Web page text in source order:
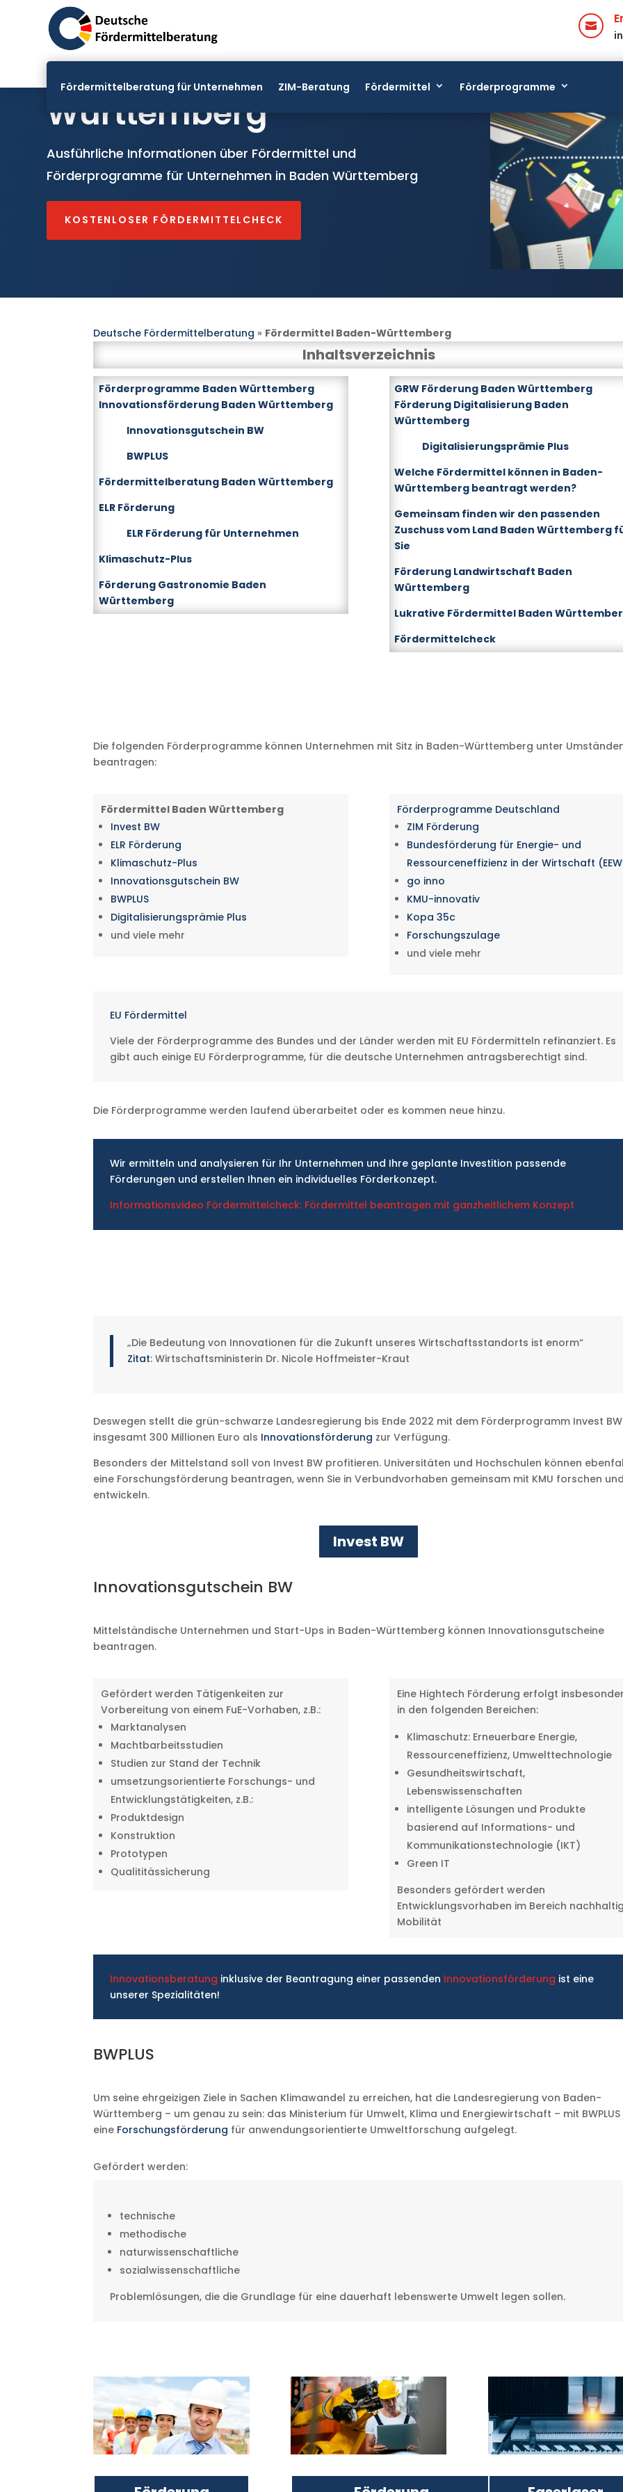

Fördermittelberatung für Unternehmen ZIM-Beratung Fördermittel Förderprogramme
Fördermittel Baden
Württemberg
Ausführliche Informationen über Fördermittel und
Förderprogramme für Unternehmen in Baden Württemberg
KOSTENLOSER FÖRDERMITTELCHECK
Deutsche Fördermittelberatung » Fördermittel Baden-Württemberg
Inhaltsverzeichnis
Förderprogramme Baden Württemberg
Innovationsförderung Baden Württemberg
Innovationsgutschein BW
BWPLUS
Fördermittelberatung Baden Württemberg
ELR Förderung
ELR Förderung für Unternehmen
Klimaschutz-Plus
Förderung Gastronomie Baden
Württemberg
GRW Förderung Baden Württemberg
Förderung Digitalisierung Baden
Württemberg
Digitalisierungsprämie Plus
Welche Fördermittel können in Baden-
Württemberg beantragt werden?
Gemeinsam finden wir den passenden
Zuschuss vom Land Baden Württemberg
Sie
Förderung Landwirtschaft Baden
Württemberg
Lukrative Fördermittel Baden
Fördermittelcheck
Die folgenden Förderprogramme können Unternehmen mit Sitz in Baden-Württemberg unter
beantragen:
Fördermittel Baden Württemberg
Invest BW
ELR Förderung
Klimaschutz-Plus
Innovationsgutschein BW
BWPLUS
Digitalisierungsprämie Plus
und viele mehr
Förderprogramme Deutschland
ZIM Förderung
Bundesförderung für Energie- und
Ressourceneffizienz in der Wirtschaft
go inno
KMU-innovativ
Kopa 35c
Forschungszulage
und viele mehr
EU Fördermittel
Viele der Förderprogramme des Bundes und der Länder werden mit EU Fördermitteln refinanziert. Es
gibt auch einige EU Förderprogramme, für die deutsche Unternehmen antragsberechtigt sind.
Die Förderprogramme werden laufend überarbeitet oder es kommen neue hinzu.
Wir ermitteln und analysieren für Ihr Unternehmen und Ihre geplante Investition passende
Förderungen und erstellen Ihnen ein individuelles Förderkonzept.
Informationsvideo Fördermittelcheck: Fördermittel beantragen mit ganzheitlichem Konzept
„Die Bedeutung von Innovationen für die Zukunft unseres Wirtschaftsstandorts ist enorm“
Zitat: Wirtschaftsministerin Dr. Nicole Hoffmeister-Kraut
Deswegen stellt die grün-schwarze Landesregierung bis Ende 2022 mit dem Förderprogramm Invest BW
insgesamt 300 Millionen Euro als Innovationsförderung zur Verfügung.
Besonders der Mittelstand soll von Invest BW profitieren. Universitäten und Hochschulen können
eine Forschungsförderung beantragen, wenn Sie in Verbundvorhaben gemeinsam mit KMU forschen
entwickeln.
Invest BW
Innovationsgutschein BW
Mittelständische Unternehmen und Start-Ups in Baden-Württemberg können Innovationsgutscheine
beantragen.
Gefördert werden Tätigenkeiten zur
Vorbereitung von einem FuE-Vorhaben, z.B.:
Marktanalysen
Machtbarbeitsstudien
Studien zur Stand der Technik
umsetzungsorientierte Forschungs- und
Entwicklungstätigkeiten, z.B.:
Produktdesign
Konstruktion
Prototypen
Qualititässicherung
Eine Hightech Förderung erfolgt
in den folgenden Bereichen:
Klimaschutz: Erneuerbare Energie,
Ressourceneffizienz, Umwelttechnologie
Gesundheitswirtschaft,
Lebenswissenschaften
intelligente Lösungen und Produkte
basierend auf Informations- und
Kommunikationstechnologie (IKT)
Green IT
Besonders gefördert werden
Entwicklungsvorhaben im Bereich
Mobilität
Innovationsberatung inklusive der Beantragung einer passenden Innovationsförderung ist eine
unserer Spezialitäten!
BWPLUS
Um seine ehrgeizigen Ziele in Sachen Klimawandel zu erreichen, hat die Landesregierung von Baden-
Württemberg – um genau zu sein: das Ministerium für Umwelt, Klima und Energiewirtschaft – mit BWPLUS
eine Forschungsförderung für anwendungsorientierte Umweltforschung aufgelegt.
Gefördert werden:
technische
methodische
naturwissenschaftliche
sozialwissenschaftliche
Problemlösungen, die die Grundlage für eine dauerhaft lebenswerte Umwelt legen sollen.